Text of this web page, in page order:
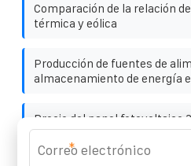
Comparación de la relación
térmica y eólica
Producción de fuentes de
almacenamiento de energía
Precio del panel fotovoltaico
Ventajas de construir
*